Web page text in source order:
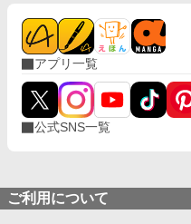
アプリ一覧
公式SNS一覧
ご利用について